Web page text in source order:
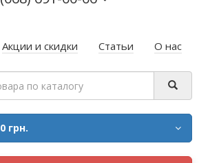
Акции и скидки Статьи О нас
0 грн.